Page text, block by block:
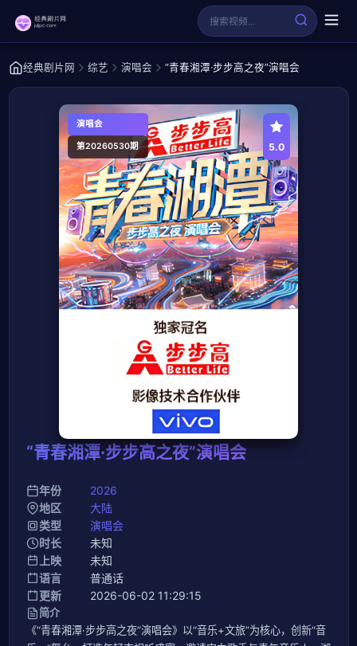
经典剧片网 综艺 演唱会 “青春湘潭·步步高之夜”演唱会
演唱会
第20260530期 5.0
“青春湘潭·步步高之夜”演唱会
年份
2026
地区
大陆
类型
演唱会
时长
未知
上映
未知
语言
普通话
更新
2026-06-02 11:29:15
简介
《“青春湘潭·步步高之夜”演唱会》以“音乐+文旅”为核心，创新“音